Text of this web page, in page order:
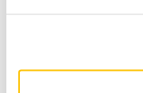
interschimbabile pot fi
Click & Slide care